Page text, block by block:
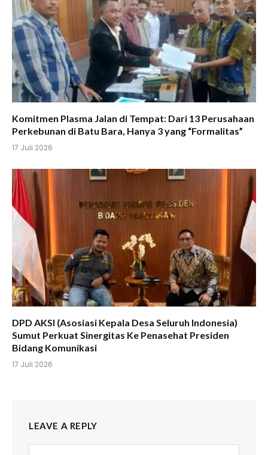
Komitmen Plasma Jalan di Tempat: Dari 13 Perusahaan
Perkebunan di Batu Bara, Hanya 3 yang “Formalitas”
17 Juli 2026
DPD AKSI (Asosiasi Kepala Desa Seluruh Indonesia)
Sumut Perkuat Sinergitas Ke Penasehat Presiden
Bidang Komunikasi
17 Juli 2026
LEAVE A REPLY